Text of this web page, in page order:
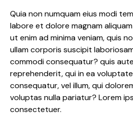
Quia non numquam eius modi
labore et dolore magnam
ut enim ad minima veniam, quis
ullam corporis suscipit
commodi consequatur? quis
reprehenderit, qui in ea
consequatur, vel illum, qui
voluptas nulla pariatur? Lorem
consectetuer.